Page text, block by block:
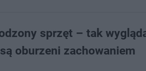
sprzęt – tak
oburzeni zachowaniem